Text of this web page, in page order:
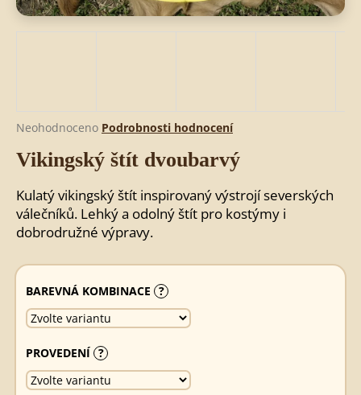
Průměrné
produktu
0,0
z
5
hvězdiček.
Neohodnoceno Podrobnosti hodnocení
Vikingský štít dvoubarvý
Kulatý vikingský štít inspirovaný výstrojí severských
válečníků. Lehký a odolný štít pro kostýmy i
dobrodružné výpravy.
BAREVNÁ KOMBINACE ?
PROVEDENÍ ?
D
p
r
u
č
j
m
GERMÁNSKÝ
MEČ